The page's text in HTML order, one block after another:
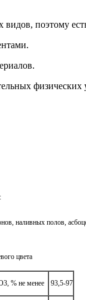
поэтому
физических
наливных полов,
цвета
% не менее 93,5-97